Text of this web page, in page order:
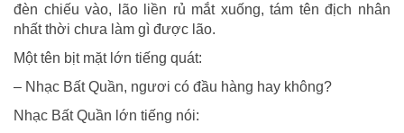
đèn chiếu vào, lão liền rủ mắt xuống, tám tên địch nhân
nhất thời chưa làm gì được lão.
Một tên bịt mặt lớn tiếng quát:
– Nhạc Bất Quần, ngươi có đầu hàng hay không?
Nhạc Bất Quần lớn tiếng nói: